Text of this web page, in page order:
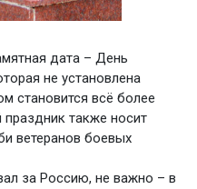
дата – День
не установлена
становится всё более
также носит
ветеранов боевых
за Россию, не важно – в